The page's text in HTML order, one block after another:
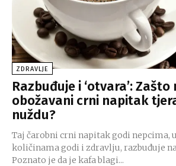
ZDRAVLJE
Razbuđuje i ‘otvara’: Zašto
obožavani crni napitak
nuždu?
Taj čarobni crni napitak godi nepcima,
količinama godi i zdravlju, razbuđuje
Poznato je da je kafa blagi...